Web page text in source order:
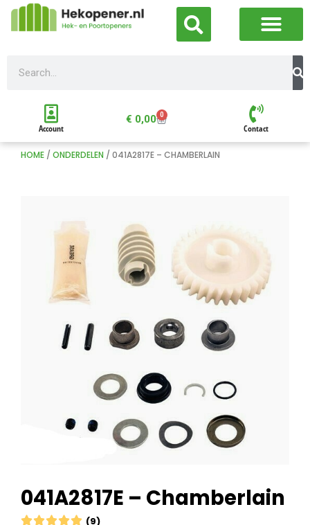
Account
€ 0,00 0
Contact
HOME / ONDERDELEN / 041A2817E – CHAMBERLAIN
041A2817E – Chamberlain
 (9)